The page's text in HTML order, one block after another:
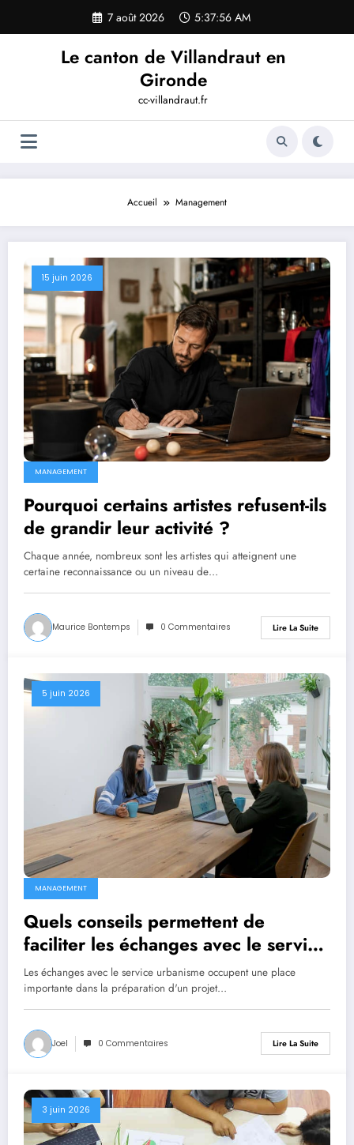
contenu
7 août 2026 5:37:57 AM
Le canton de Villandraut en
Gironde
cc-villandraut.fr
Accueil Management
15 juin 2026
MANAGEMENT
Pourquoi certains artistes refusent-ils
de grandir leur activité ?
Chaque année, nombreux sont les artistes qui atteignent une
certaine reconnaissance ou un niveau de…
Maurice Bontemps 0 Commentaires Lire La Suite
5 juin 2026
MANAGEMENT
Quels conseils permettent de
faciliter les échanges avec le service
urbanisme de Béziers ?
Les échanges avec le service urbanisme occupent une place
importante dans la préparation d'un projet…
Joel 0 Commentaires Lire La Suite
3 juin 2026